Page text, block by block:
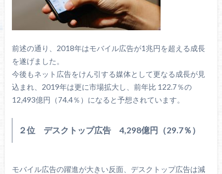
前述の通り、2018年はモバイル広告が1兆円を超える成長
を遂げました。
今後もネット広告をけん引する媒体として更なる成長が見
込まれ、2019年は更に市場拡大し、前年比 122.7％の
12,493億円（74.4％）になると予想されています。
２位 デスクトップ広告 4,298億円（29.7％）
モバイル広告の躍進が大きい反面、デスクトップ広告は減